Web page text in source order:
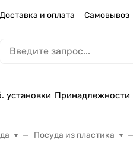
Доставка и оплата Самовывоз
установки Принадлежности
Посуда из пластика